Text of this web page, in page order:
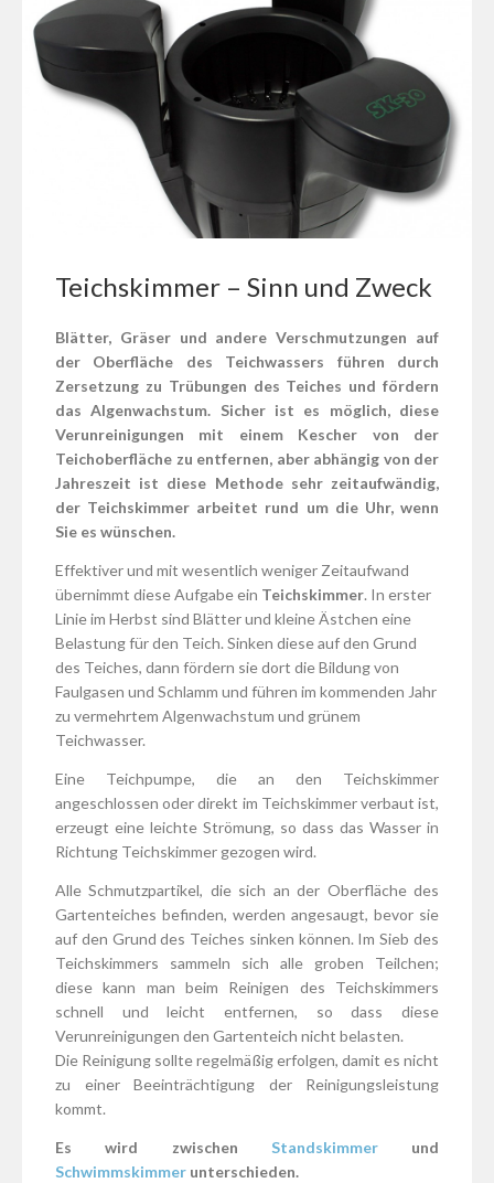
Teichskimmer – Sinn und Zweck
Blätter, Gräser und andere Verschmutzungen auf
der Oberfläche des Teichwassers führen durch
Zersetzung zu Trübungen des Teiches und fördern
das Algenwachstum. Sicher ist es möglich, diese
Verunreinigungen mit einem Kescher von der
Teichoberfläche zu entfernen, aber abhängig von der
Jahreszeit ist diese Methode sehr zeitaufwändig,
der Teichskimmer arbeitet rund um die Uhr, wenn
Sie es wünschen.
Effektiver und mit wesentlich weniger Zeitaufwand
übernimmt diese Aufgabe ein Teichskimmer. In erster
Linie im Herbst sind Blätter und kleine Ästchen eine
Belastung für den Teich. Sinken diese auf den Grund
des Teiches, dann fördern sie dort die Bildung von
Faulgasen und Schlamm und führen im kommenden Jahr
zu vermehrtem Algenwachstum und grünem
Teichwasser.
Eine Teichpumpe, die an den Teichskimmer
angeschlossen oder direkt im Teichskimmer verbaut ist,
erzeugt eine leichte Strömung, so dass das Wasser in
Richtung Teichskimmer gezogen wird.
Alle Schmutzpartikel, die sich an der Oberfläche des
Gartenteiches befinden, werden angesaugt, bevor sie
auf den Grund des Teiches sinken können. Im Sieb des
Teichskimmers sammeln sich alle groben Teilchen;
diese kann man beim Reinigen des Teichskimmers
schnell und leicht entfernen, so dass diese
Verunreinigungen den Gartenteich nicht belasten.
Die Reinigung sollte regelmäßig erfolgen, damit es nicht
zu einer Beeinträchtigung der Reinigungsleistung
kommt.
Es wird zwischen Standskimmerund
Schwimmskimmer unterschieden.